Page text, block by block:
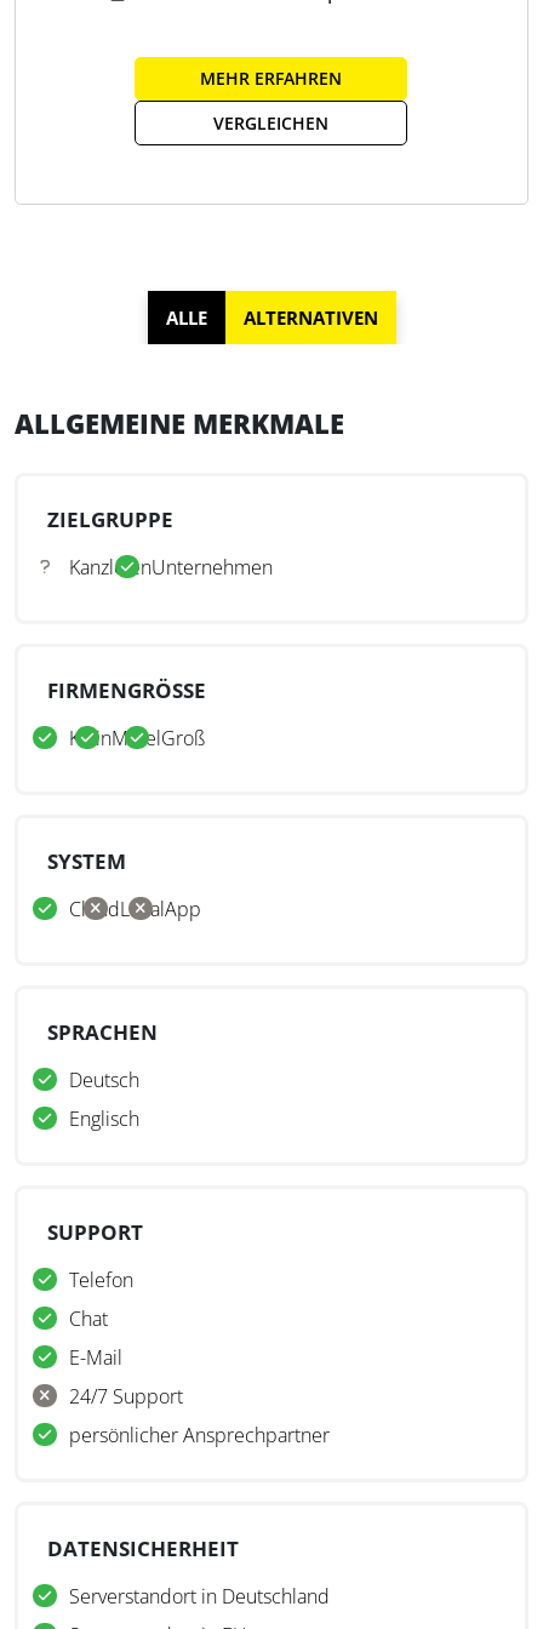
zugänglich machen, Kommunikation mit internen Inhalten
ermöglichen und Daten in auswertbare Ergebnisse für
operative Entscheidungen überführen.
MEHR ERFAHREN
VERGLEICHEN
ALLGEMEINE MERKMALE
ZIELGRUPPE
KanzleienUnternehmen
FIRMENGRÖSSE
KleinMittelGroß
SYSTEM
CloudLokalApp
SPRACHEN
Deutsch
Englisch
SUPPORT
Telefon
Chat
E-Mail
24/7 Support
persönlicher Ansprechpartner
DATENSICHERHEIT
Serverstandort in Deutschland